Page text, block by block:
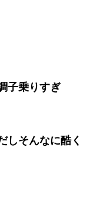
子乗りすぎ
しそんなに酷く